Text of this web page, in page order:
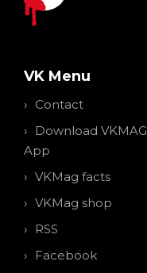
VK Menu
Contact
Download VKMAG
App
VKMag facts
VKMag shop
RSS
Facebook